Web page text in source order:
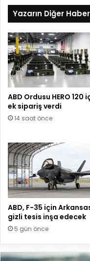
Yazarın Diğer
ABD Ordusu HERO 120
ek sipariş verdi
14 saat önce
ABD, F-35 için
gizli tesis inşa edecek
5 gün önce